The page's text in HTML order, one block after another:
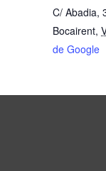
C/ Abadia,
Bocairent,
de Google